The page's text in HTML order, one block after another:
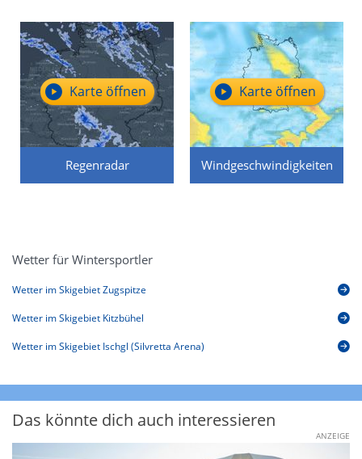
Regenradar
Karte öffnen
Windgeschwindigkeiten
Karte öffnen
Wetter für Wintersportler
Wetter im Skigebiet Zugspitze
Wetter im Skigebiet Kitzbühel
Wetter im Skigebiet Ischgl (Silvretta Arena)
Das könnte dich auch interessieren
ANZEIGE